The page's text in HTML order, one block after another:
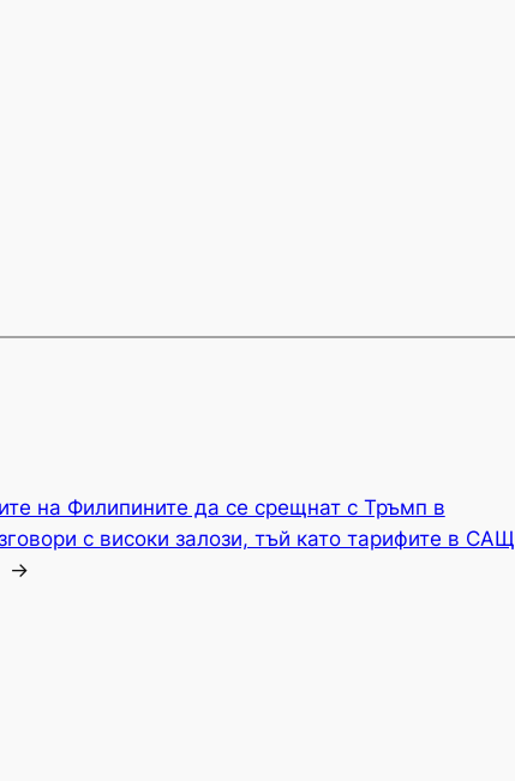
на Филипините да се срещнат с Тръмп в
с високи залози, тъй като тарифите в САЩ
→